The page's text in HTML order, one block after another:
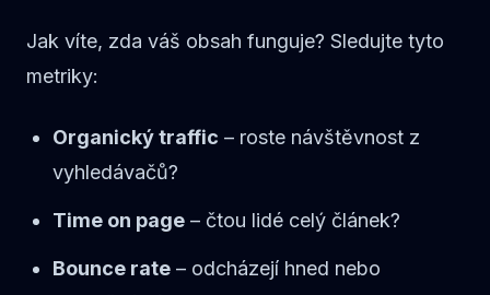
Jak víte, zda váš obsah funguje? Sledujte tyto
metriky:
Organický traffic – roste návštěvnost z
vyhledávačů?
Time on page – čtou lidé celý článek?
Bounce rate – odcházejí hned nebo